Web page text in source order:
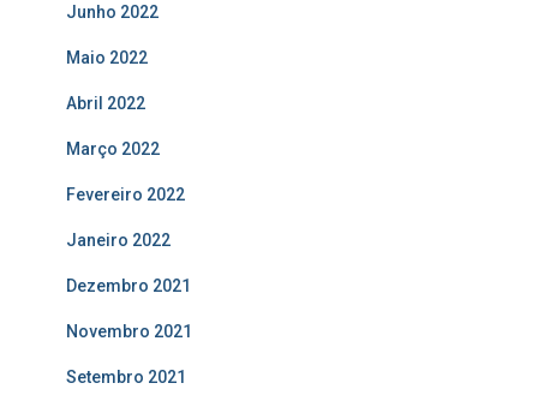
Junho 2022
Maio 2022
Abril 2022
Março 2022
Fevereiro 2022
Janeiro 2022
Dezembro 2021
Novembro 2021
Setembro 2021